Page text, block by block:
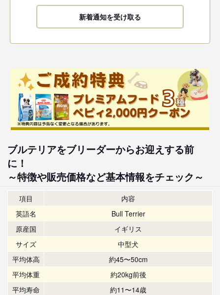
新着通知を受け取る
ブルテリアをブリーダーからお迎えする前
に！
～特徴や販売価格など基本情報をチェック～
項目
内容
英語名
Bull Terrier
原産国
イギリス
サイズ
中型犬
平均体高
約45〜50cm
平均体重
約20kg前後
平均寿命
約11〜14歳